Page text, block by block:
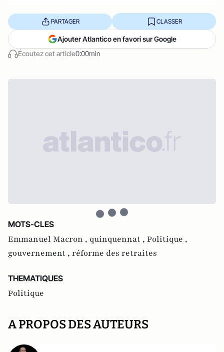
Écoutez cet article0:00min
PARTAGER CLASSER
Ajouter Atlantico en favori sur Google
MOTS-CLES
Emmanuel Macron , quinquennat , Politique ,
gouvernement , réforme des retraites
THEMATIQUES
Politique
A PROPOS DES AUTEURS